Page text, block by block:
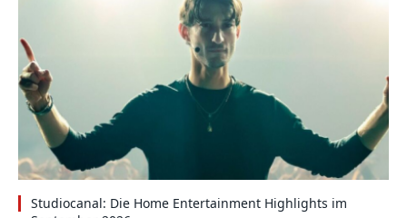
Studiocanal: Die Home Entertainment Highlights im